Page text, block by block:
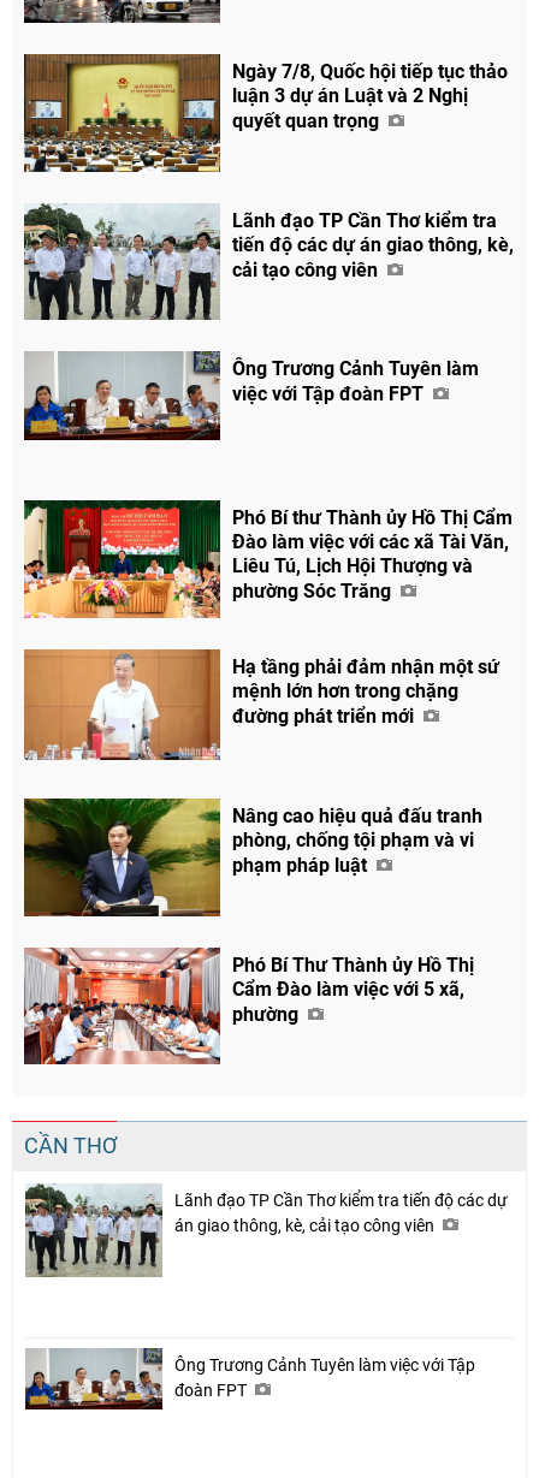
Ngày 7/8, Quốc hội tiếp tục thảo
luận 3 dự án Luật và 2 Nghị
quyết quan trọng
Lãnh đạo TP Cần Thơ kiểm tra
tiến độ các dự án giao thông, kè,
cải tạo công viên
Ông Trương Cảnh Tuyên làm
việc với Tập đoàn FPT
Phó Bí thư Thành ủy Hồ Thị Cẩm
Đào làm việc với các xã Tài Văn,
Liêu Tú, Lịch Hội Thượng và
phường Sóc Trăng
Hạ tầng phải đảm nhận một sứ
mệnh lớn hơn trong chặng
đường phát triển mới
Nâng cao hiệu quả đấu tranh
phòng, chống tội phạm và vi
phạm pháp luật
Phó Bí Thư Thành ủy Hồ Thị
Cẩm Đào làm việc với 5 xã,
phường
CẦN THƠ
Lãnh đạo TP Cần Thơ kiểm tra tiến độ các dự
án giao thông, kè, cải tạo công viên
Ông Trương Cảnh Tuyên làm việc với Tập
đoàn FPT